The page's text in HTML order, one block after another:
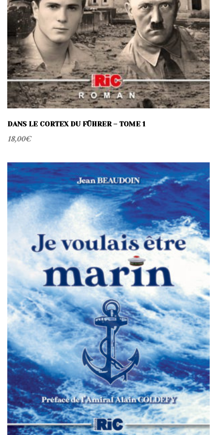
DANS LE CORTEX DU FÜHRER – TOME 1
18,00€